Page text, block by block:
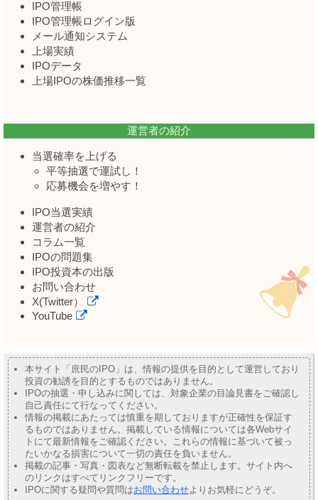
IPO管理帳
IPO管理帳ログイン版
メール通知システム
上場実績
IPOデータ
上場IPOの株価推移一覧
運営者の紹介
当選確率を上げる
平等抽選で運試し！
応募機会を増やす！
IPO当選実績
運営者の紹介
コラム一覧
IPOの問題集
IPO投資本の出版
お問い合わせ
X(Twitter）
YouTube
本サイト「庶民のIPO」は、情報の提供を目的として運営しており
投資の勧誘を目的とするものではありません。
IPOの抽選・申し込みに関しては、対象企業の目論見書をご確認し
自己責任にて行なってください。
情報の掲載にあたっては慎重を期しておりますが正確性を保証す
るものではありません。掲載している情報については各Webサイ
トにて最新情報をご確認ください。これらの情報に基づいて被っ
たいかなる損害について一切の責任を負いません。
掲載の記事・写真・図表など無断転載を禁止します。サイト内へ
のリンクはすべてリンクフリーです。
IPOに関する疑問や質問はお問い合わせよりお気軽にどうぞ。